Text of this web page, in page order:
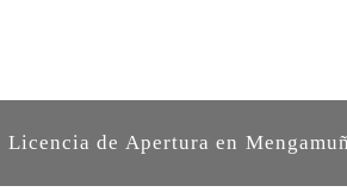
de Apertura en